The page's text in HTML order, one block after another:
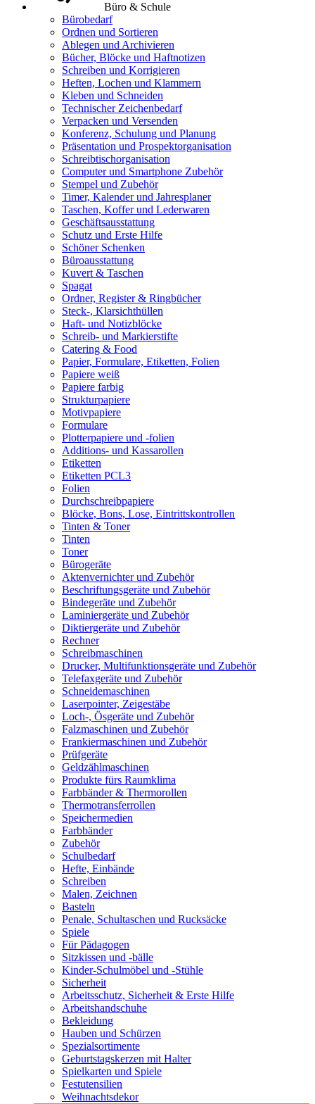
Büro & Schule
Bürobedarf
Ordnen und Sortieren
Ablegen und Archivieren
Bücher, Blöcke und Haftnotizen
Schreiben und Korrigieren
Heften, Lochen und Klammern
Kleben und Schneiden
Technischer Zeichenbedarf
Verpacken und Versenden
Konferenz, Schulung und Planung
Präsentation und Prospektorganisation
Schreibtischorganisation
Computer und Smartphone Zubehör
Stempel und Zubehör
Timer, Kalender und Jahresplaner
Taschen, Koffer und Lederwaren
Geschäftsausstattung
Schutz und Erste Hilfe
Schöner Schenken
Büroausstattung
Kuvert & Taschen
Spagat
Ordner, Register & Ringbücher
Steck-, Klarsichthüllen
Haft- und Notizblöcke
Schreib- und Markierstifte
Catering & Food
Papier, Formulare, Etiketten, Folien
Papiere weiß
Papiere farbig
Strukturpapiere
Motivpapiere
Formulare
Plotterpapiere und -folien
Additions- und Kassarollen
Etiketten
Etiketten PCL3
Folien
Durchschreibpapiere
Blöcke, Bons, Lose, Eintrittskontrollen
Tinten & Toner
Tinten
Toner
Bürogeräte
Aktenvernichter und Zubehör
Beschriftungsgeräte und Zubehör
Bindegeräte und Zubehör
Laminiergeräte und Zubehör
Diktiergeräte und Zubehör
Rechner
Schreibmaschinen
Drucker, Multifunktionsgeräte und Zubehör
Telefaxgeräte und Zubehör
Schneidemaschinen
Laserpointer, Zeigestäbe
Loch-, Ösgeräte und Zubehör
Falzmaschinen und Zubehör
Frankiermaschinen und Zubehör
Prüfgeräte
Geldzählmaschinen
Produkte fürs Raumklima
Farbbänder & Thermorollen
Thermotransferrollen
Speichermedien
Farbbänder
Zubehör
Schulbedarf
Hefte, Einbände
Schreiben
Malen, Zeichnen
Basteln
Penale, Schultaschen und Rucksäcke
Spiele
Für Pädagogen
Sitzkissen und -bälle
Kinder-Schulmöbel und -Stühle
Sicherheit
Arbeitsschutz, Sicherheit & Erste Hilfe
Arbeitshandschuhe
Bekleidung
Hauben und Schürzen
Spezialsortimente
Geburtstagskerzen mit Halter
Spielkarten und Spiele
Festutensilien
Weihnachtsdekor